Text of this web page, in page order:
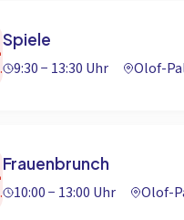
Spiele
9:30 − 13:30 Uhr
Olof-
Frauenbrunch
10:00 − 13:00 Uhr
Olof-